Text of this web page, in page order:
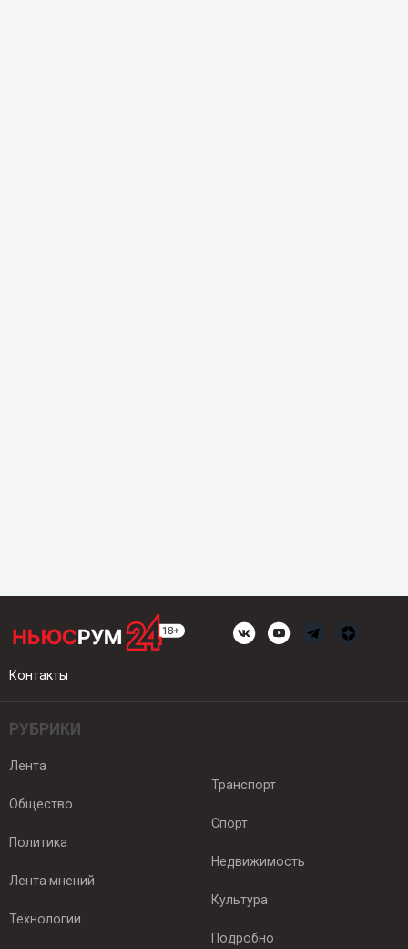
Контакты
РУБРИКИ
Лента
Общество
Политика
Лента мнений
Технологии
Транспорт
Спорт
Недвижимость
Культура
Подробно